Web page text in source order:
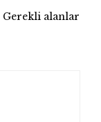
Gerekli alanlar